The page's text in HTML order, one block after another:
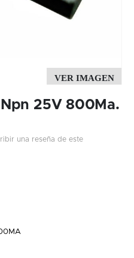
25V 800Ma.
una reseña de este